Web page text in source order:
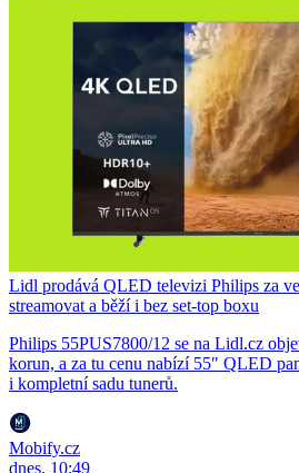
Lidl prodává QLED televizi Philips za
streamovat a běží i bez set-top boxu
Philips 55PUS7800/12 se na Lidl.cz
korun, a za tu cenu nabízí 55″ QLED
i kompletní sadu tunerů.
Mobify.cz
dnes, 10:49